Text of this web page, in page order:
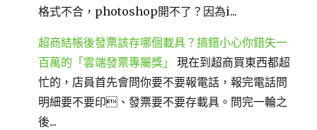
格式不合，photoshop開不了？因為i...
超商結帳後發票該存哪個載具？搞錯小心你錯失一
百萬的「雲端發票專屬獎」
現在到超商買東西都超
忙的，店員首先會問你要不要報電話，報完電話問
明細要不要印、發票要不要存載具。問完一輪之
後...